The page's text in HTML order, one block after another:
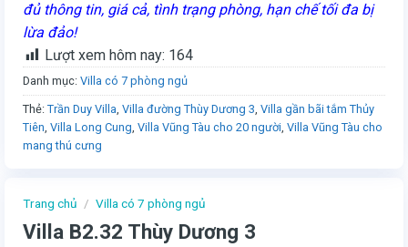
Trang chủ / Villa có 7 phòng ngủ
Villa B2.32 Thùy Dương 3
đủ thông tin, giá cả, tình trạng phòng, hạn chế tối đa bị
lừa đảo!
Lượt xem hôm nay: 164
Danh mục: Villa có 7 phòng ngủ
Thẻ: Trần Duy Villa, Villa đường Thùy Dương 3, Villa gần bãi tắm Thủy
Tiên, Villa Long Cung, Villa Vũng Tàu cho 20 người, Villa Vũng Tàu cho
mang thú cưng